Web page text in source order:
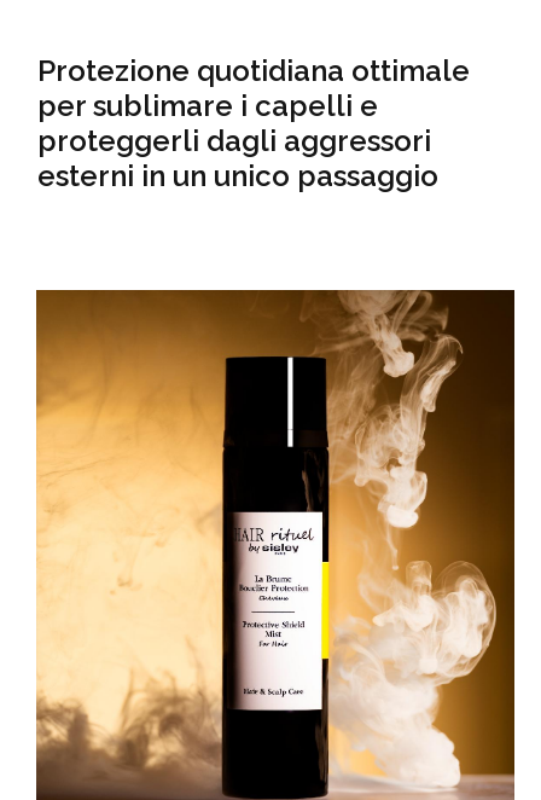
Protezione quotidiana ottimale
per sublimare i capelli e
proteggerli dagli aggressori
esterni in un unico passaggio